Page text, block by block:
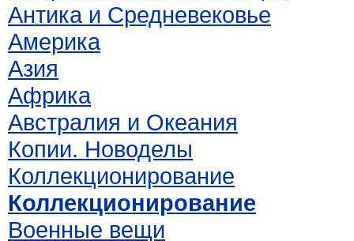
Антика и Средневековье
Америка
Азия
Африка
Австралия и Океания
Копии. Новоделы
Коллекционирование
Коллекционирование
Военные вещи